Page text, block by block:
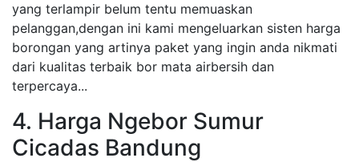
yang terlampir belum tentu memuaskan
pelanggan,dengan ini kami mengeluarkan sisten harga
borongan yang artinya paket yang ingin anda nikmati
dari kualitas terbaik bor mata airbersih dan
terpercaya...
4. Harga Ngebor Sumur
Cicadas Bandung